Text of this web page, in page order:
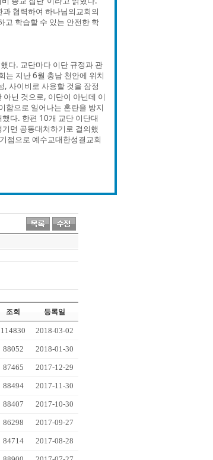
협력하여 하나님의교회의
고 학습할 수 있는 안전한 학
다. 교단마다 이단 규정과 관
는 지난 6월 충남 천안에 위치
, 사이비로 사용할 것을 잠정
닌 것으로, 이단이 아닌데 이
함으로 일어나는 혼란을 방지
다. 한편 10개 교단 이단대
면 공동대처하기로 결의했
점으로 예수교대한성결교회
조회 등록일
114830 2018-03-02
88052 2018-01-30
87465 2017-12-29
88494 2017-11-30
88407 2017-10-30
86298 2017-09-27
84714 2017-08-28